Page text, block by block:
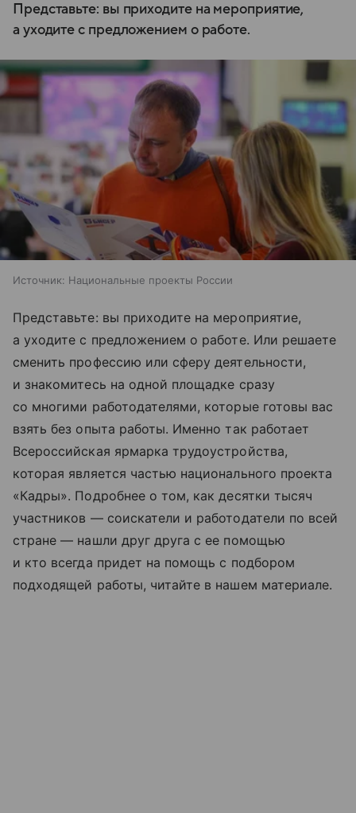
Представьте: вы приходите на мероприятие,
а уходите с предложением о работе.
Источник: Национальные проекты России
Представьте: вы приходите на мероприятие,
а уходите с предложением о работе. Или решаете
сменить профессию или сферу деятельности,
и знакомитесь на одной площадке сразу
со многими работодателями, которые готовы вас
взять без опыта работы. Именно так работает
Всероссийская ярмарка трудоустройства,
которая является частью национального проекта
«Кадры». Подробнее о том, как десятки тысяч
участников — соискатели и работодатели по всей
стране — нашли друг друга с ее помощью
и кто всегда придет на помощь с подбором
подходящей работы, читайте в нашем материале.